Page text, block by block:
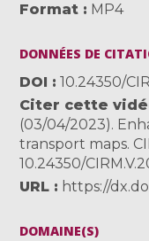
Format
MP4
DONNÉES DE
DOI
10.24350/
Citer cette
(03/04/2023).
transport maps.
10.24350/
URL
https://
DOMAINE(S)